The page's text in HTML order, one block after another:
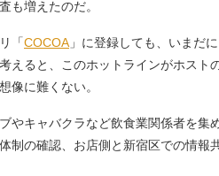
も増えたのだ。
「COCOA 」に登録しても、いまだ
えると、このホットラインがホスト
像に難くない。
やキャバクラなど飲食業関係者を集
制の確認、お店側と新宿区での情報